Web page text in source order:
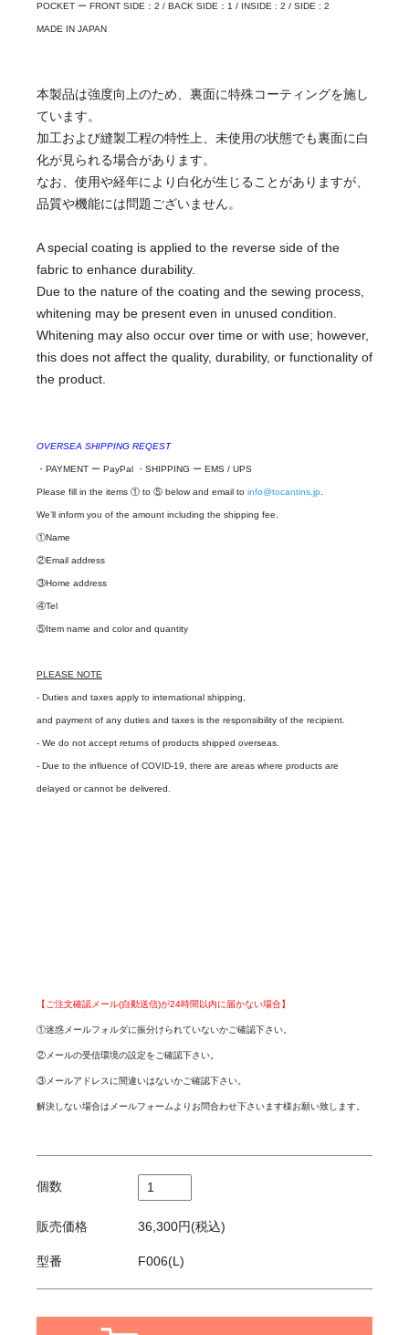
POCKET ー FRONT SIDE：2 / BACK SIDE：1 / INSIDE : 2 / SIDE : 2
MADE IN JAPAN
本製品は強度向上のため、裏面に特殊コーティングを施し
ています。
加工および縫製工程の特性上、未使用の状態でも裏面に白
化が見られる場合があります。
なお、使用や経年により白化が生じることがありますが、
品質や機能には問題ございません。
A special coating is applied to the reverse side of the
fabric to enhance durability.
Due to the nature of the coating and the sewing process,
whitening may be present even in unused condition.
Whitening may also occur over time or with use; however,
this does not affect the quality, durability, or functionality of
the product.
OVERSEA SHIPPING REQEST
・PAYMENT ー PayPal ・SHIPPING ー EMS / UPS
Please fill in the items ① to ⑤ below and email to info@tocantins.jp.
We’ll inform you of the amount including the shipping fee.
①Name
②Email address
③Home address
④Tel
⑤Item name and color and quantity
PLEASE NOTE
- Duties and taxes apply to international shipping,
and payment of any duties and taxes is the responsibility of the recipient.
- We do not accept returns of products shipped overseas.
- Due to the influence of COVID-19, there are areas where products are
delayed or cannot be delivered.
【ご注文確認メール(自動送信)が24時間以内に届かない場合】
①迷惑メールフォルダに振分けられていないかご確認下さい。
②メールの受信環境の設定をご確認下さい。
③メールアドレスに間違いはないかご確認下さい。
解決しない場合はメールフォームよりお問合わせ下さいます様お願い致します。
個数
販売価格 36,300円(税込)
型番 F006(L)